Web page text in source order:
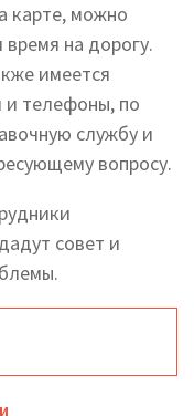
карте, можно
на дорогу.
имеется
и телефоны, по
службу и
вопросу.
совет и